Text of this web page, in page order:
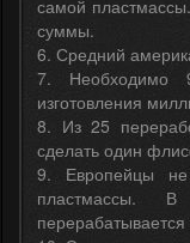
самой
суммы.
6. Средний
7. Необходимо
изготовления
8. Из 25
сделать один
9. Европейцы не
пластмассы.